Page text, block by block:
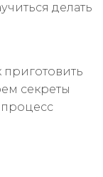
делать
приготовить
секреты